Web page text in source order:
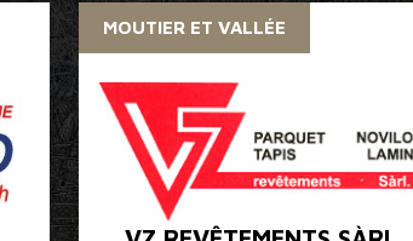
MOUTIER ET VALLÉE